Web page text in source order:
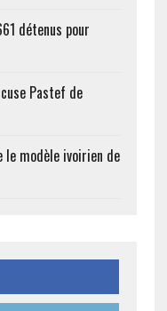
détenus pour
Pastef de
le modèle ivoirien de